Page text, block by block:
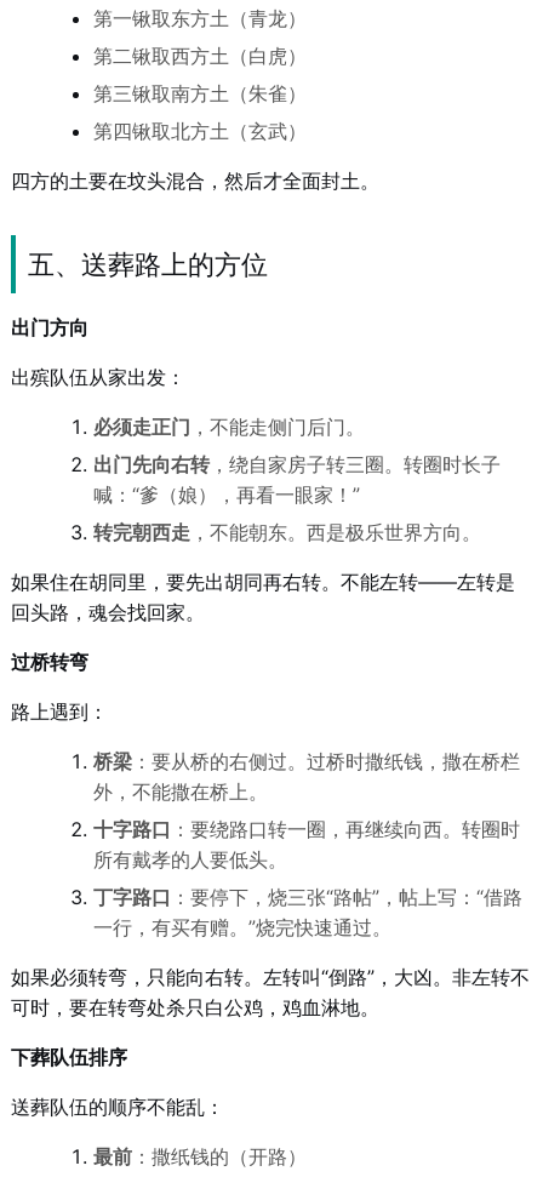
第一锹取东方土（青龙）
第二锹取西方土（白虎）
第三锹取南方土（朱雀）
第四锹取北方土（玄武）
四方的土要在坟头混合，然后才全面封土。
五、送葬路上的方位
出门方向
出殡队伍从家出发：
必须走正门 ，不能走侧门后门。
出门先向右转，绕自家房子转三圈。转圈时长子
喊：“爹（娘），再看一眼家！”
转完朝西走 ，不能朝东。西是极乐世界方向。
如果住在胡同里，要先出胡同再右转。不能左转——左转是
回头路，魂会找回家。
过桥转弯
路上遇到：
桥梁：要从桥的右侧过。过桥时撒纸钱，撒在桥栏
外，不能撒在桥上。
十字路口 ：要绕路口转一圈，再继续向西。转圈时
所有戴孝的人要低头。
丁字路口 ：要停下，烧三张“路帖”，帖上写：“借路
一行，有买有赠。”烧完快速通过。
如果必须转弯，只能向右转。左转叫“倒路”，大凶。非左转不
可时，要在转弯处杀只白公鸡，鸡血淋地。
下葬队伍排序
送葬队伍的顺序不能乱：
最前：撒纸钱的（开路）